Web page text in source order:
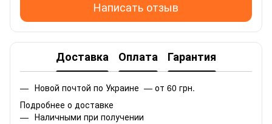
Написать отзыв
Доставка Оплата Гарантия
Новой почтой по Украине — от 60 грн.
Подробнее о доставке
Наличными при получении